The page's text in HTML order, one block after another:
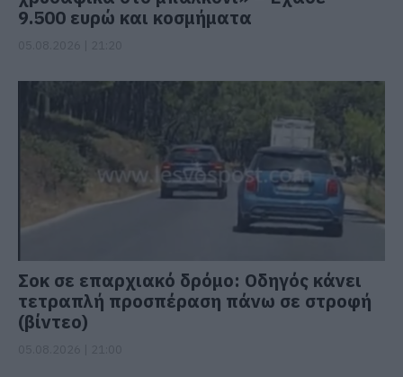
9.500 ευρώ και κοσμήματα
Σοκ σε επαρχιακό δρόμο: Οδηγός κάνει
τετραπλή προσπέραση πάνω σε στροφή
(βίντεο)